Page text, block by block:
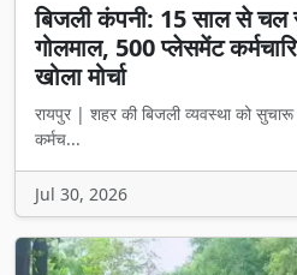
बिजली कंपनी: 15 साल से चल
गोलमाल, 500 प्लेसमेंट
खोला मोर्चा
रायपुर | शहर की बिजली व्यवस्था को
कर्मच...
Jul 30, 2026